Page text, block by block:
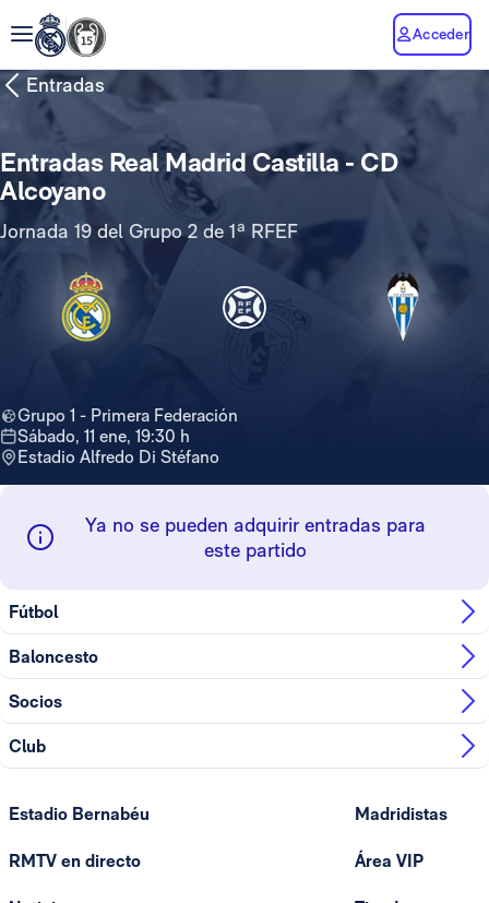
Acceder
Entradas
Entradas Real Madrid Castilla - CD
Alcoyano
Jornada 19 del Grupo 2 de 1ª RFEF
Grupo 1 - Primera Federación
sábado, 11 ene, 19:30 h
Estadio Alfredo Di Stéfano
Ya no se pueden adquirir entradas para
este partido
Fútbol
Baloncesto
Socios
Club
Estadio Bernabéu
RMTV en directo
Madridistas
Área VIP